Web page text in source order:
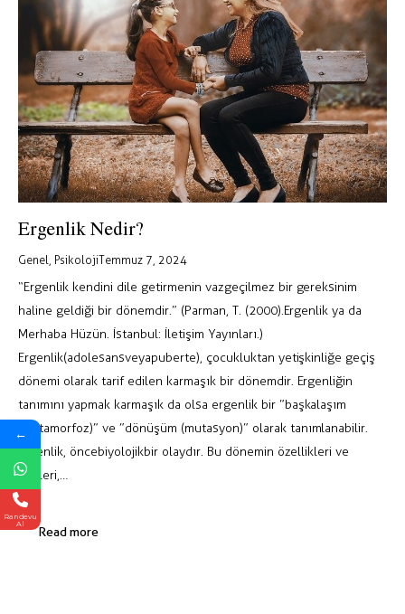
Ergenlik Nedir?
Genel PsikolojiTemmuz 7, 2024
“Ergenlik kendini dile getirmenin vazgeçilmez bir gereksinim
haline geldiği bir dönemdir.” (Parman, T. (2000). Ergenlik ya da
Merhaba Hüzün. İstanbul: İletişim Yayınları.)
Ergenlik (adolesans veya puberte), çocukluktan yetişkinliğe geçiş
dönemi olarak tarif edilen karmaşık bir dönemdir. Ergenliğin
tanımını yapmak karmaşık da olsa ergenlik bir ”başkalaşım
(metamorfoz)” ve ”dönüşüm (mutasyon)” olarak tanımlanabilir.
Ergenlik, önce biyolojik bir olaydır. Bu dönemin özellikleri ve
etkileri,…
Read more
←
Randevu
Al